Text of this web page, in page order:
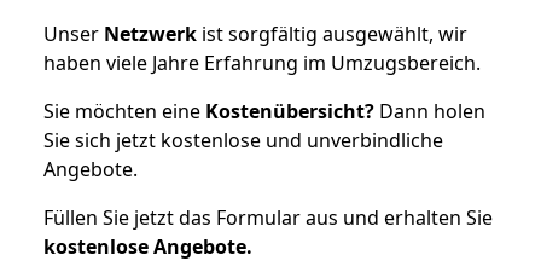
Unser Netzwerk ist sorgfältig ausgewählt, wir
haben viele Jahre Erfahrung im Umzugsbereich.
Sie möchten eine Kostenübersicht? Dann holen
Sie sich jetzt kostenlose und unverbindliche
Angebote.
Füllen Sie jetzt das Formular aus und erhalten Sie
kostenloseAngebote.